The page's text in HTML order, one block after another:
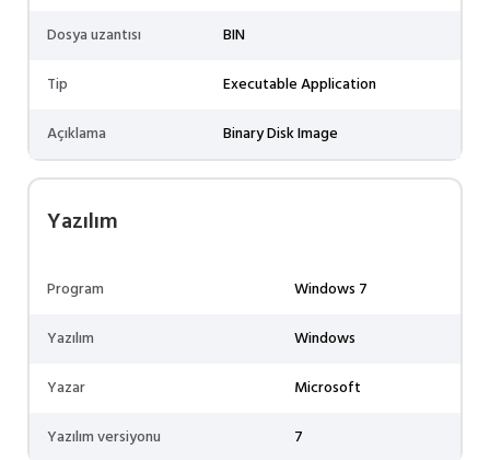
Dosya uzantısı
BIN
Tip
Executable Application
Açıklama
Binary Disk Image
Yazılım
Program
Windows 7
Yazılım
Windows
Yazar
Microsoft
Yazılım versiyonu
7